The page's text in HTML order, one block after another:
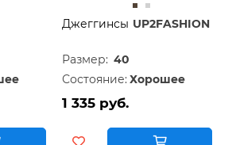
Джеггинсы UP2FASHION
Размер: 40
Состояние: Хорошее
1 335 руб.